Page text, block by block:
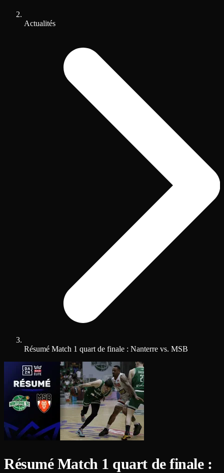
Actualités
Résumé Match 1 quart de finale : Nanterre vs. MSB
Résumé Match 1 quart de finale :